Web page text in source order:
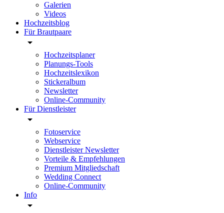
Galerien
Videos
Hochzeitsblog
Für Brautpaare
Hochzeitsplaner
Planungs-Tools
Hochzeitslexikon
Stickeralbum
Newsletter
Online-Community
Für Dienstleister
Fotoservice
Webservice
Dienstleister Newsletter
Vorteile & Empfehlungen
Premium Mitgliedschaft
Wedding Connect
Online-Community
Info